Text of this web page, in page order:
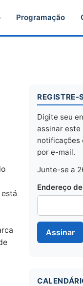
Programação
REGISTRE-
Digite seu
assinar este
notificações
por e-mail.
Junte-se a
Endereço